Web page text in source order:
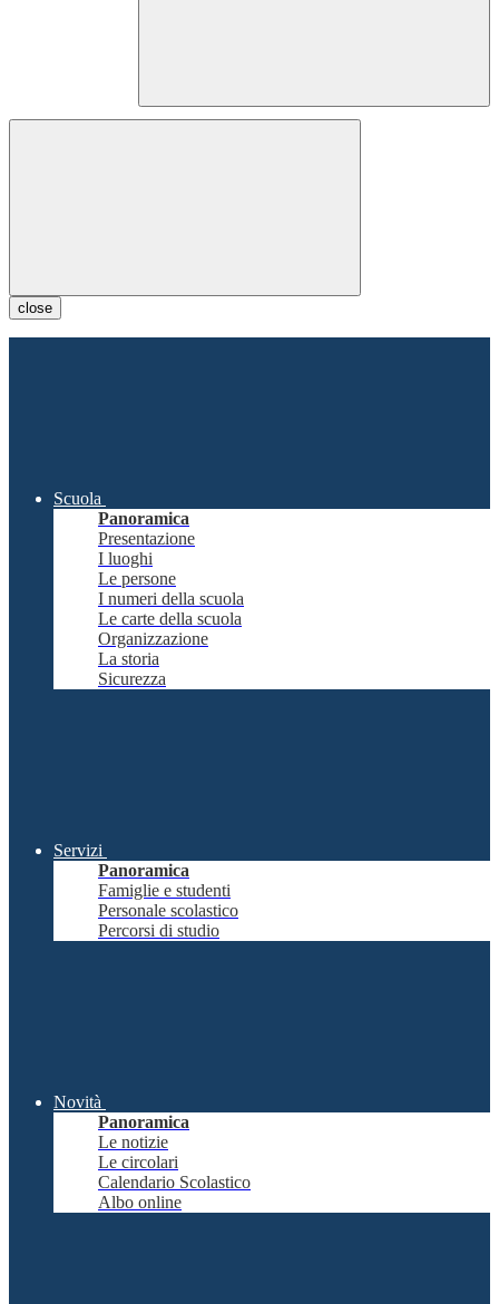
close
Scuola
Panoramica
Presentazione
I luoghi
Le persone
I numeri della scuola
Le carte della scuola
Organizzazione
La storia
Sicurezza
Servizi
Panoramica
Famiglie e studenti
Personale scolastico
Percorsi di studio
Novità
Panoramica
Le notizie
Le circolari
Calendario Scolastico
Albo online